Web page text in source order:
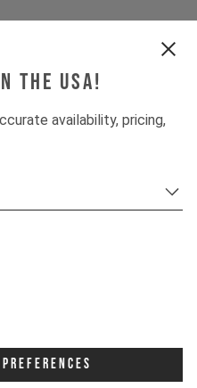
the USA!
availability, pricing,
SLX RD-M7100